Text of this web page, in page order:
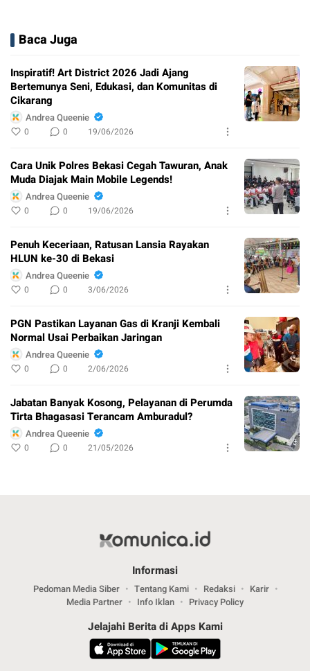
Baca Juga
Inspiratif! Art District 2026 Jadi Ajang
Bertemunya Seni, Edukasi, dan Komunitas di
Cikarang
Andrea Queenie
0 0 19/06/2026
Cara Unik Polres Bekasi Cegah Tawuran, Anak
Muda Diajak Main Mobile Legends!
Andrea Queenie
0 0 19/06/2026
Penuh Keceriaan, Ratusan Lansia Rayakan
HLUN ke-30 di Bekasi
Andrea Queenie
0 0 3/06/2026
PGN Pastikan Layanan Gas di Kranji Kembali
Normal Usai Perbaikan Jaringan
Andrea Queenie
0 0 2/06/2026
Jabatan Banyak Kosong, Pelayanan di Perumda
Tirta Bhagasasi Terancam Amburadul?
Andrea Queenie
0 0 21/05/2026
Informasi
Pedoman Media Siber Tentang Kami Redaksi
Karir
Media Partner
Info Iklan Privacy Policy
Jelajahi Berita di Apps Kami